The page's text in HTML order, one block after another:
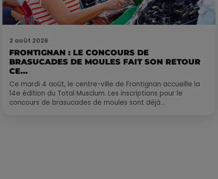
2 août 2026
FRONTIGNAN : LE CONCOURS DE
BRASUCADES DE MOULES FAIT SON RETOUR
CE...
Ce mardi 4 août, le centre-ville de Frontignan accueille la
14e édition du Total Musclum. Les inscriptions pour le
concours de brasucades de moules sont déjà...